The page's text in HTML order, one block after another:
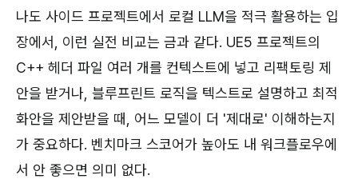
나도 사이드 프로젝트에서 로컬 LLM을 적극 활용하는 입
장에서, 이런 실전 비교는 금과 같다. UE5 프로젝트의
C++ 헤더 파일 여러 개를 컨텍스트에 넣고 리팩토링 제
안을 받거나, 블루프린트 로직을 텍스트로 설명하고 최적
화안을 제안받을 때, 어느 모델이 더 '제대로' 이해하는지
가 중요하다. 벤치마크 스코어가 높아도 내 워크플로우에
서 안 좋으면 의미 없다.